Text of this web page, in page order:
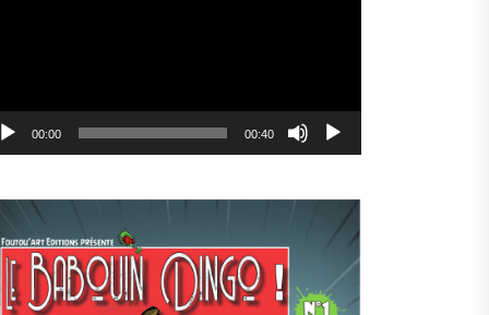
00:00 00:40